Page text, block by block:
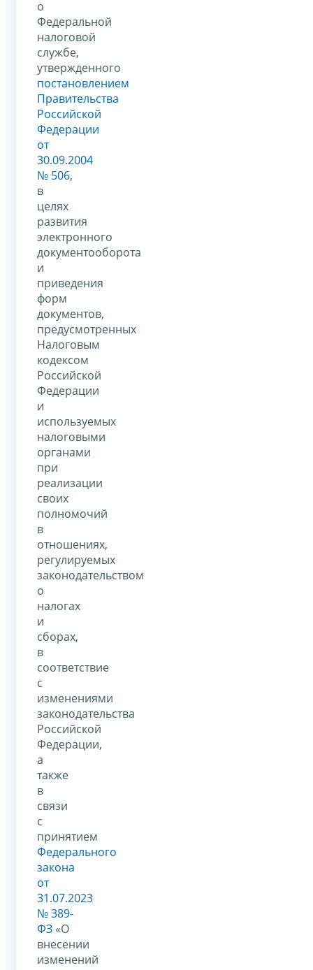
о
Федеральной
налоговой
службе,
утвержденного
постановлением
Правительства
Российской
Федерации
от
30.09.2004
№ 506,
в
целях
развития
электронного
документооборота
и
приведения
форм
документов,
предусмотренных
Налоговым
кодексом
Российской
Федерации
и
используемых
налоговыми
органами
при
реализации
своих
полномочий
в
отношениях,
регулируемых
законодательством
о
налогах
и
сборах,
в
соответствие
с
изменениями
законодательства
Российской
Федерации,
а
также
в
связи
с
принятием
Федерального
закона
от
31.07.2023
№ 389-
ФЗ «О
внесении
изменений